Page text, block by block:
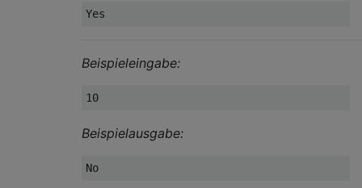
Beispieleingabe:
Beispielausgabe: